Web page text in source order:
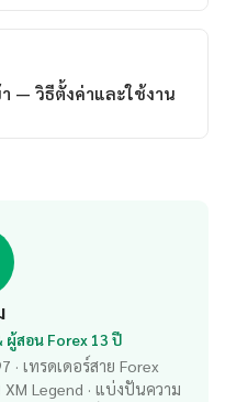
— วิธีตั้งค่าและใช้งาน
ผู้สอน Forex 13 ปี
เทรดเดอร์สาย Forex
Legend · แบ่งปันความ